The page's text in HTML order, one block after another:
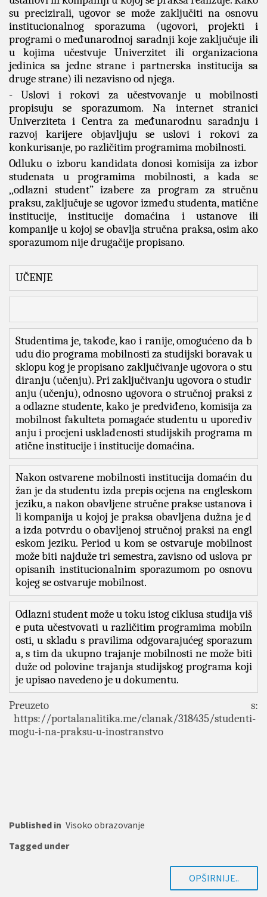
su precizirali, ugovor se može zaključiti na osnovu
institucionalnog sporazuma (ugovori, projekti i
programi o međunarodnoj saradnji koje zaključuje ili
u kojima učestvuje Univerzitet ili organizaciona
jedinica sa jedne strane i partnerska institucija sa
druge strane) ili nezavisno od njega.
- Uslovi i rokovi za učestvovanje u mobilnosti
propisuju se sporazumom. Na internet stranici
Univerziteta i Centra za međunarodnu saradnju i
razvoj karijere objavljuju se uslovi i rokovi za
konkurisanje, po različitim programima mobilnosti.
Odluku o izboru kandidata donosi komisija za izbor
studenata u programima mobilnosti, a kada se
,,odlazni student” izabere za program za stručnu
praksu, zaključuje se ugovor između studenta, matične
institucije, institucije domaćina i ustanove ili
kompanije u kojoj se obavlja stručna praksa, osim ako
sporazumom nije drugačije propisano.
UČENJE
Studentima je, takođe, kao i ranije, omogućeno da b
udu dio programa mobilnosti za studijski boravak u
sklopu kog je propisano zaključivanje ugovora o stu
diranju (učenju). Pri zaključivanju ugovora o studir
anju (učenju), odnosno ugovora o stručnoj praksi z
a odlazne studente, kako je predviđeno, komisija za
mobilnost fakulteta pomagaće studentu u upoređiv
anju i procjeni usklađenosti studijskih programa m
atične institucije i institucije domaćina.
Nakon ostvarene mobilnosti institucija domaćin du
žan je da studentu izda prepis ocjena na engleskom
jeziku, a nakon obavljene stručne prakse ustanova i
li kompanija u kojoj je praksa obavljena dužna je d
a izda potvrdu o obavljenoj stručnoj praksi na engl
eskom jeziku. Period u kom se ostvaruje mobilnost
može biti najduže tri semestra, zavisno od uslova pr
opisanih institucionalnim sporazumom po osnovu
kojeg se ostvaruje mobilnost.
Odlazni student može u toku istog ciklusa studija viš
e puta učestvovati u različitim programima mobiln
osti, u skladu s pravilima odgovarajućeg sporazum
a, s tim da ukupno trajanje mobilnosti ne može biti
duže od polovine trajanja studijskog programa koji
je upisao navedeno je u dokumentu.
Preuzeto s:
https://portalanalitika.me/clanak/318435/studenti-
mogu-i-na-praksu-u-inostranstvo
Published in Visoko obrazovanje
Tagged under
OPŠIRNIJE..